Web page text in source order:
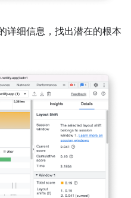
详细信息，找出潜在的根本